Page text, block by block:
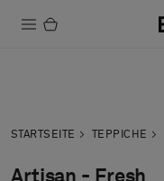
STARTSEITE TEPPICHE